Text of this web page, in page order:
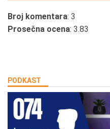
Broj komentara: 3
Prosečna ocena: 3.83
PODKAST